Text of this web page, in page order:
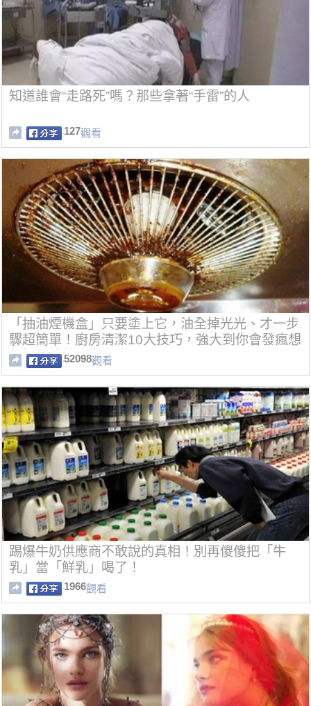
知道誰會“走路死”嗎？那些拿著“手雷”的人
127觀看
「抽油煙機盒」只要塗上它，油全掉光光、才一步
驟超簡單！廚房清潔10大技巧，強大到你會發瘋想
打掃！收藏起來！
52098觀看
踢爆牛奶供應商不敢說的真相！別再傻傻把「牛
乳」當「鮮乳」喝了！
1966觀看